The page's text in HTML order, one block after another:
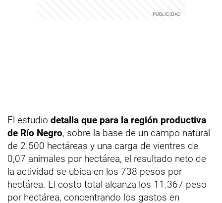
El estudio detalla que para la región productiva
de Río Negro, sobre la base de un campo natural
de 2.500 hectáreas y una carga de vientres de
0,07 animales por hectárea, el resultado neto de
la actividad se ubica en los 738 pesos por
hectárea. El costo total alcanza los 11.367 peso
por hectárea, concentrando los gastos en